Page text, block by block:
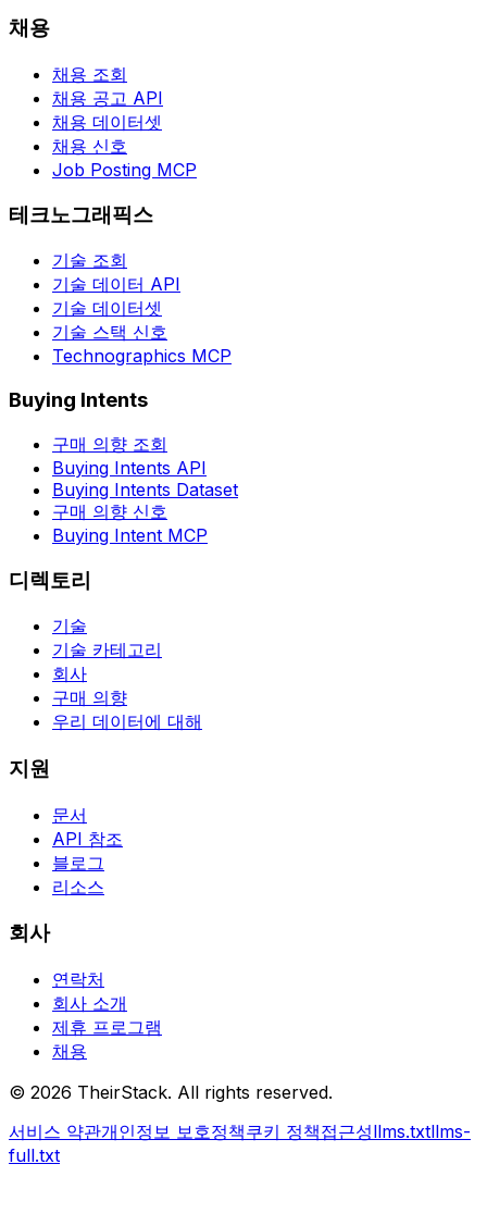
채용
채용 조회
채용 공고 API
채용 데이터셋
채용 신호
Job Posting MCP
테크노그래픽스
기술 조회
기술 데이터 API
기술 데이터셋
기술 스택 신호
Technographics MCP
Buying Intents
구매 의향 조회
Buying Intents API
Buying Intents Dataset
구매 의향 신호
Buying Intent MCP
디렉토리
기술
기술 카테고리
회사
구매 의향
우리 데이터에 대해
지원
문서
API 참조
블로그
리소스
회사
연락처
회사 소개
제휴 프로그램
채용
© 2026 TheirStack. All rights reserved.
서비스 약관개인정보 보호정책쿠키 정책접근성llms.txtllms-
full.txt